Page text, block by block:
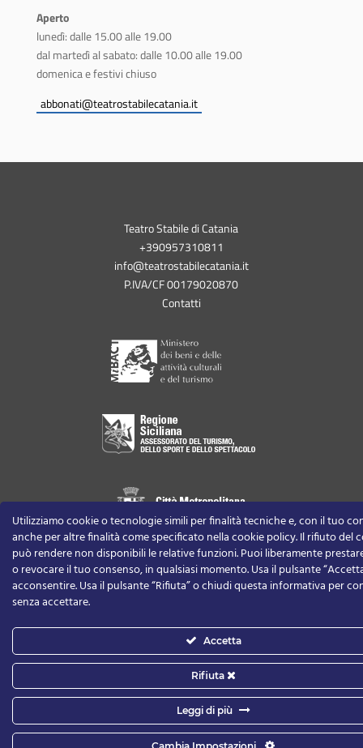
Aperto
lunedì: dalle 15.00 alle 19.00
dal martedì al sabato: dalle 10.00 alle 19.00
domenica e festivi chiuso
abbonati@teatrostabilecatania.it
Teatro Stabile di Catania
+390957310811
info@teatrostabilecatania.it
P.IVA/CF 00179020870
Contatti
Cookie Policy-Informativa per la privacy
Utilizziamo cookie o tecnologie simili per finalità tecniche e, con il tuo
anche per altre finalità come specificato nella cookie policy. Il rifiuto del
può rendere non disponibili le relative funzioni.Puoi liberamente
o revocare il tuo consenso, in qualsiasi momento.Usa il pulsante
acconsentire. Usa il pulsante “Rifiuta” o chiudi questa informativa per
senza accettare.
Accetta
Rifiuta
Leggi di più